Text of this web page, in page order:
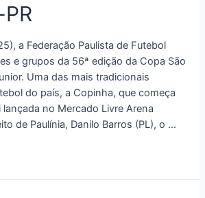
a Federação Paulista de Futebol
e grupos da 56ª edição da Copa São
Uma das mais tradicionais
do país, a Copinha, que começa
no Mercado Livre Arena
de Paulínia, Danilo Barros (PL), o …